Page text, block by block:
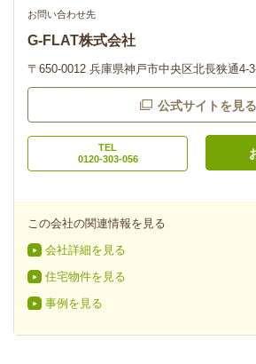
お問い合わせ先
G-FLAT株式会社
〒650-0012 兵庫県神戸市中央区北長狭通4-
公式サイトを見る
TEL
0120-303-056
この会社の関連情報を見る
会社詳細を見る
住宅物件を見る
事例を見る